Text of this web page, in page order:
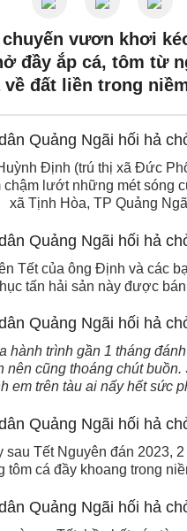
chuyến vươn khơi
đầy ắp cá, tôm từ
về đất liền trong
Định (trú thị xã Đức
lướt những mét sóng
xã Tịnh Hòa, TP Quảng
Tết của ông Định và các
tấn hải sản này được
hành trình gần 1 tháng
cũng thoáng chút
em trên tàu ai nấy hết sức
Tết Nguyên đán 2023,
cá đầy khoang trong